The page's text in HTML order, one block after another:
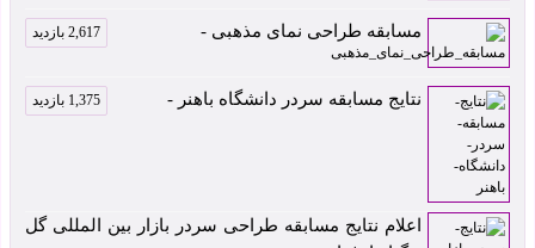
مسابقه طراحی نمای مذهبی - 2,617 بازدید
نتایج مسابقه سردر دانشگاه باهنر - 1,375 بازدید
اعلام نتایج مسابقه طراحی سردر بازار بین المللی گل